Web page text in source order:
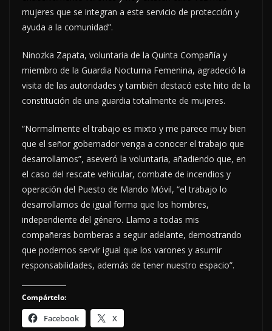
mujeres que se integran a este servicio de protección y
ayuda a la comunidad”.
Ninozka Zapata, voluntaria de la Quinta Compañía y
miembro de la Guardia Nocturna Femenina, agradeció la
visita de las autoridades y también destacó este hito de la
constitución de una guardia totalmente de mujeres.
“Normalmente el trabajo es mixto y me parece muy bien
que el señor gobernador venga a conocer el trabajo que
desarrollamos”, aseveró la voluntaria, añadiendo que, en
el caso del rescate vehicular, combate de incendios y
operación del Puesto de Mando Móvil, “el trabajo lo
desarrollamos de igual forma que los hombres,
independiente del género. Llamo a todas mis
compañeras bomberas a seguir adelante, demostrando
que podemos servir igual que los varones y asumir
responsabilidades, además de tener nuestro espacio”.
Compártelo:
Facebook X